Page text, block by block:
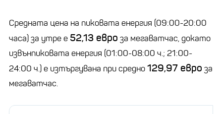
Средната цена на пиковата енергия (09:00-20:00
часа) за утре е52,13 евро за мегаватчас, докато
извънпиковата енергия (01:00-08:00 ч.; 21:00-
24:00 ч.) е изтъргувана при средно129,97 евро за
мегаватчас.